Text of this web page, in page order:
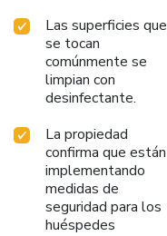
Las superficies que
se tocan
comúnmente se
limpian con
desinfectante.
La propiedad
confirma que están
implementando
medidas de
seguridad para los
huéspedes